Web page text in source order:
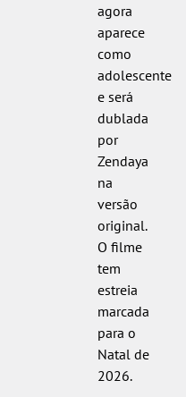
agora
aparece
como
adolescente
e será
dublada
por
Zendaya
na
versão
original.
O filme
tem
estreia
marcada
para o
Natal de
2026.